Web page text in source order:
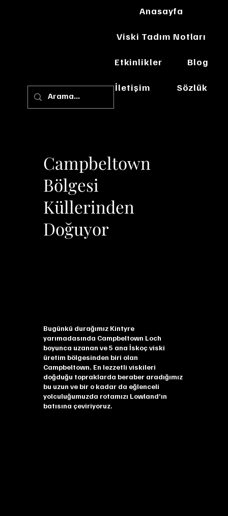
Anasayfa
Viski Tadım Notları
Etkinlikler Blog
İletişim Sözlük
Campbeltown
Bölgesi
Küllerinden
Doğuyor
Bugünkü durağımız Kintyre
yarımadasında Campbeltown Loch
boyunca uzanan ve 5 ana İskoç viski
üretim bölgesinden biri olan
Campbeltown. En lezzetli viskileri
doğduğu topraklarda beraber aradığımız
bu uzun ve bir o kadar da eğlenceli
yolculuğumuzda rotamızı Lowland’ın
batısına çeviriyoruz.